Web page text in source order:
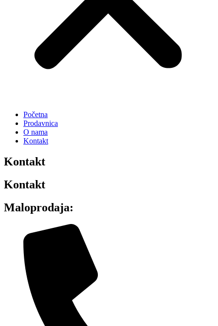
Početna
Prodavnica
O nama
Kontakt
Kontakt
Kontakt
Maloprodaja: